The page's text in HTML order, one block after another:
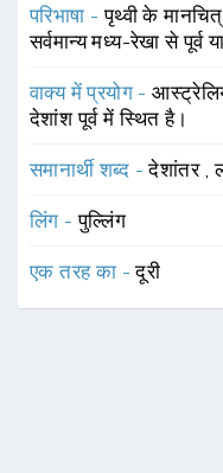
परिभाषा -पृथ्वी के
सर्वमान्य मध्य-रेखा से पूर्व
वाक्य में प्रयोग -
देशांश पूर्व में स्थित है।
समानार्थी शब्द -देशांतर ,
लिंग -पुल्लिंग
एक तरह का -दूरी